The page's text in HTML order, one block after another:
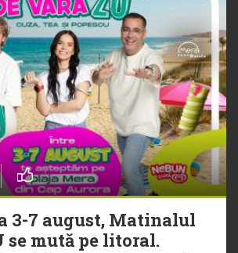
3-7 august, Matinalul
se mută pe litoral.